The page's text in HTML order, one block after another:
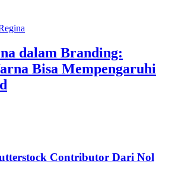
dalam Branding:
Bisa Mempengaruhi
Contributor Dari Nol